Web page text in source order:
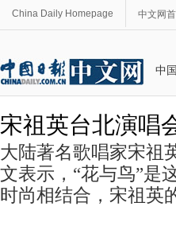
China Daily Homepage 中文网
中
宋祖英台北演唱
大陆著名歌唱家宋祖
文表示，“花与鸟”是
时尚相结合，宋祖英